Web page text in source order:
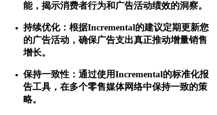
能，揭示消费者行为和广告活动绩效的洞察。
持续优化：根据Incremental的建议定期更新您
的广告活动，确保广告支出真正推动增量销售
增长。
保持一致性：通过使用Incremental的标准化报
告工具，在多个零售媒体网络中保持一致的策
略。